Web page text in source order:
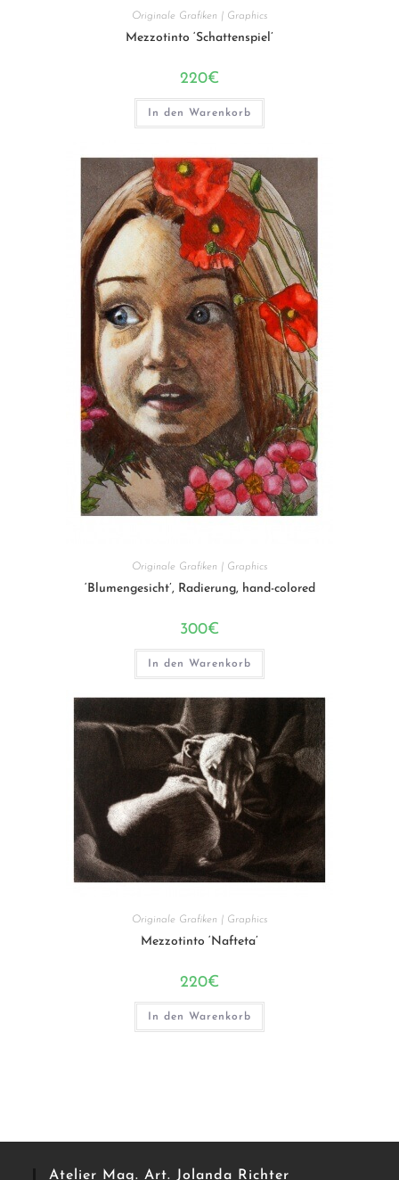
Originale Grafiken | Graphics
Mezzotinto ‘Schattenspiel’
220€
In den Warenkorb
Originale Grafiken | Graphics
‘Blumengesicht’, Radierung, hand-colored
300€
In den Warenkorb
Originale Grafiken | Graphics
Mezzotinto ‘Nafteta’
220€
In den Warenkorb
Atelier Mag. Art. Jolanda Richter